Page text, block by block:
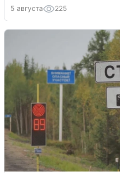
5 августа 225